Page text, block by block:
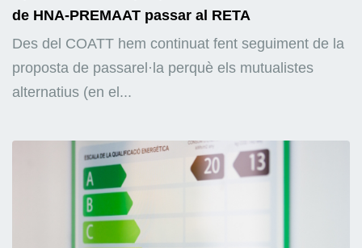
de HNA-PREMAAT passar al RETA
Des del COATT hem continuat fent seguiment de la
proposta de passarel·la perquè els mutualistes
alternatius (en el...